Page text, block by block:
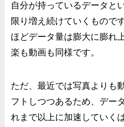
自分が持っているデータと
限り増え続けていくもので
ほどデータ量は膨大に膨れ
楽も動画も同様です。
ただ、最近では写真よりも
フトしつつあるため、デー
れまで以上に加速していく